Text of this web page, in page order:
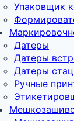
Упаковщик
Датеры
Датеры
Датеры
Ручные